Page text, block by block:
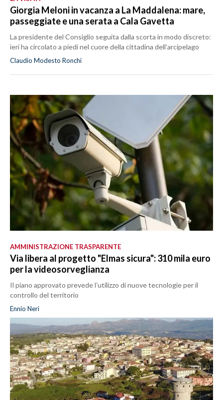
Giorgia Meloni in vacanza a La Maddalena: mare,
passeggiate e una serata a Cala Gavetta
La presidente del Consiglio seguita dalla scorta in modo discreto:
ieri ha circolato a piedi nel cuore della cittadina dell’arcipelago
Claudio Modesto Ronchi
AMMINISTRAZIONE TRASPARENTE
Via libera al progetto "Elmas sicura": 310 mila euro
per la videosorveglianza
Il piano approvato prevede l’utilizzo di nuove tecnologie per il
controllo del territorio
Ennio Neri